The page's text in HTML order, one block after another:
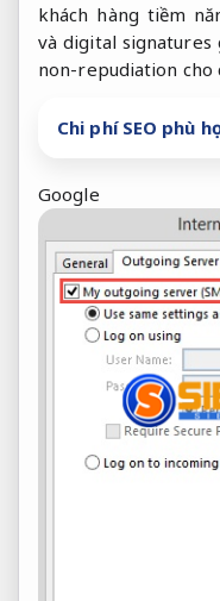
khách hàng tiềm
và digital
non-repudiation cho
Chi phí SEO phù